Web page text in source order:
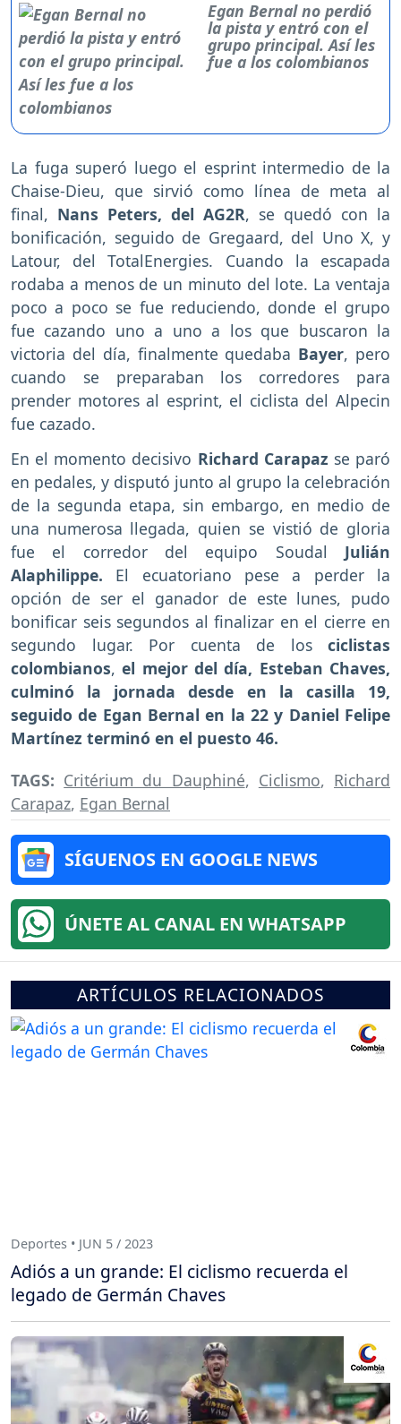
Egan Bernal no perdió
la pista y entró con el
grupo principal. Así les
fue a los colombianos
La fuga superó luego el esprint intermedio de la
Chaise-Dieu, que sirvió como línea de meta al
final, Nans Peters, del AG2R, se quedó con la
bonificación, seguido de Gregaard, del Uno X, y
Latour, del TotalEnergies. Cuando la escapada
rodaba a menos de un minuto del lote. La ventaja
poco a poco se fue reduciendo, donde el grupo
fue cazando uno a uno a los que buscaron la
victoria del día, finalmente quedaba Bayer, pero
cuando se preparaban los corredores para
prender motores al esprint, el ciclista del Alpecin
fue cazado.
En el momento decisivo Richard Carapaz se paró
en pedales, y disputó junto al grupo la celebración
de la segunda etapa, sin embargo, en medio de
una numerosa llegada, quien se vistió de gloria
fue el corredor del equipo Soudal Julián
Alaphilippe. El ecuatoriano pese a perder la
opción de ser el ganador de este lunes, pudo
bonificar seis segundos al finalizar en el cierre en
segundo lugar. Por cuenta de los ciclistas
colombianos,el mejor del día, Esteban Chaves,
culminó la jornada desde en la casilla 19,
seguido de Egan Bernal en la 22 y Daniel Felipe
Martínez terminó en el puesto 46.
TAGS: Critérium du Dauphiné, Ciclismo, Richard
Carapaz, Egan Bernal
SÍGUENOS EN GOOGLE NEWS
ÚNETE AL CANAL EN WHATSAPP
ARTÍCULOS RELACIONADOS
Deportes • JUN 5 / 2023
Adiós a un grande: El ciclismo recuerda el
legado de Germán Chaves